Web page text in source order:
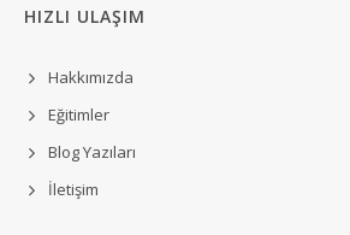
HIZLI ULAŞIM
Hakkımızda
Eğitimler
Blog Yazıları
İletişim